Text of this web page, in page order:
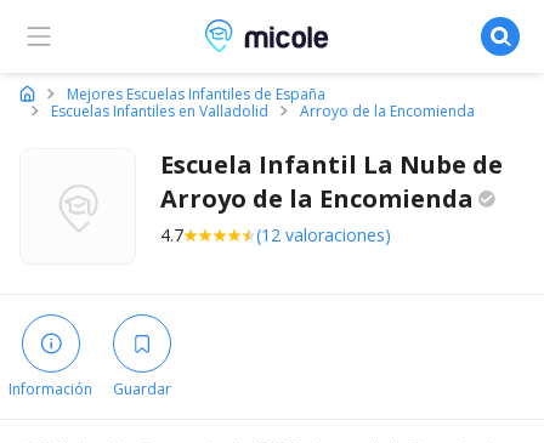
Micole, buscador de colegios
Mejores Escuelas Infantiles de España
Escuelas Infantiles en Valladolid
Arroyo de la Encomienda
Escuela Infantil La Nube de
Arroyo de la Encomienda
4.7 (12 valoraciones)
Información Guardar